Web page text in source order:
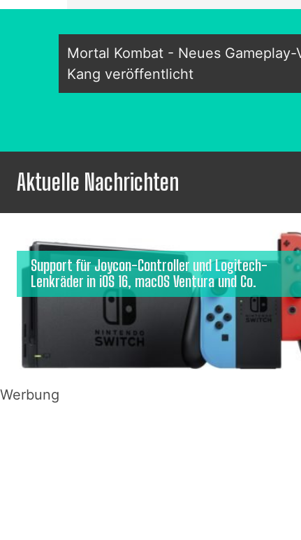
Mortal Kombat - Neues
Kang veröffentlicht
Aktuelle Nachrichten
Support für Joycon-Controller und Logitech-
Lenkräder in iOS 16, macOS Ventura und Co.
Werbung